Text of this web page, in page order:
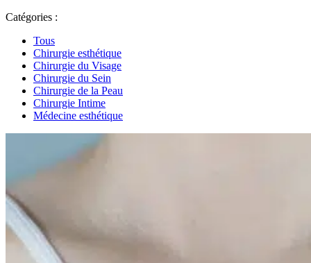
Catégories :
Tous
Chirurgie esthétique
Chirurgie du Visage
Chirurgie du Sein
Chirurgie de la Peau
Chirurgie Intime
Médecine esthétique